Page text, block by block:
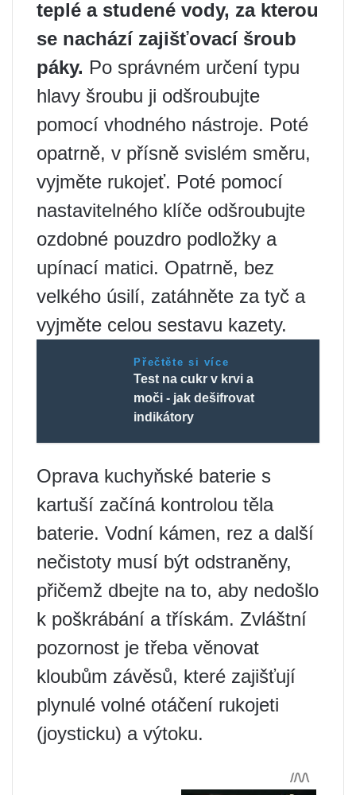
teplé a studené vody, za kterou
se nachází zajišťovací šroub
páky. Po správném určení typu
hlavy šroubu ji odšroubujte
pomocí vhodného nástroje. Poté
opatrně, v přísně svislém směru,
vyjměte rukojeť. Poté pomocí
nastavitelného klíče odšroubujte
ozdobné pouzdro podložky a
upínací matici. Opatrně, bez
velkého úsilí, zatáhněte za tyč a
vyjměte celou sestavu kazety.
Přečtěte si více
Test na cukr v krvi a
moči - jak dešifrovat
indikátory
Oprava kuchyňské baterie s
kartuší začíná kontrolou těla
baterie. Vodní kámen, rez a další
nečistoty musí být odstraněny,
přičemž dbejte na to, aby nedošlo
k poškrábání a třískám. Zvláštní
pozornost je třeba věnovat
kloubům závěsů, které zajišťují
plynulé volné otáčení rukojeti
(joysticku) a výtoku.